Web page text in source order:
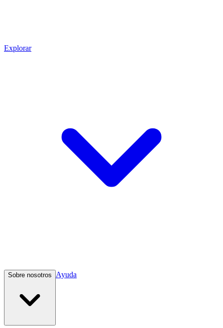
Explorar
Sobre nosotros Ayuda